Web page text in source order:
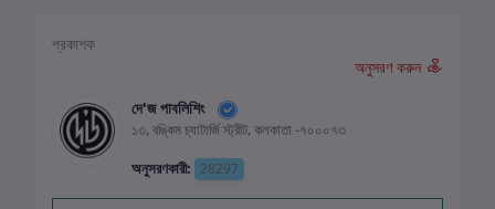
প্রকাশক
অনুসরণ করুন
দে'জ পাবলিশিং
১৩, বঙ্কিম চ্যাটার্জি স্ট্রীট, কলকাতা -৭০০০৭৩
অনুসরণকারী: 28297